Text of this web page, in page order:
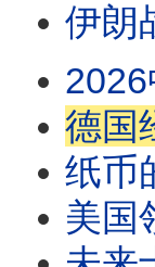
伊朗战争
2026中国
德国经
纸币的危机
美国领先AI